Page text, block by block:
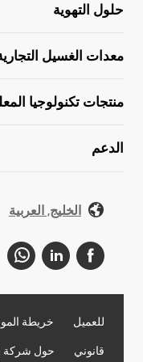
حلول التهوية
معدات الغسيل
منتجات تكنولوجيا
الدعم
الخليج, العربية
للعميل خريطة
قانوني
حول شركة